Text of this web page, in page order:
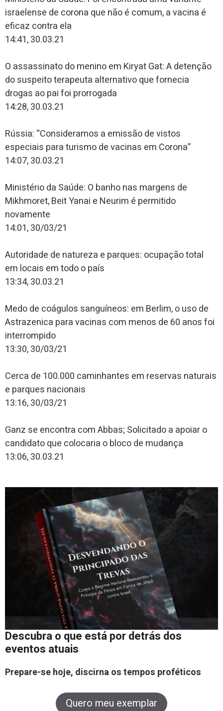
israelense de corona que não é comum, a vacina é
eficaz contra ela
14:41, 30.03.21
O assassinato do menino em Kiryat Gat: A detenção
do suspeito terapeuta alternativo que fornecia
drogas ao pai foi prorrogada
14:28, 30.03.21
Rússia: “Consideramos a emissão de vistos
especiais para turismo de vacinas em Corona”
14:07, 30.03.21
Ministério da Saúde: O banho nas margens de
Mikhmoret, Beit Yanai e Neurim é permitido
novamente
14:01, 30/03/21
Autoridade de natureza e parques: ocupação total
em locais em todo o país
13:34, 30.03.21
Medo de coágulos sanguíneos: em Berlim, o uso de
Astrazenica para vacinas com menos de 60 anos foi
interrompido
13:30, 30/03/21
Cerca de 100.000 caminhantes em reservas naturais
e parques nacionais
13:16, 30/03/21
Ganz se encontra com Abbas; Solicitado a apoiar o
candidato que colocaria o bloco de mudança
13:06, 30.03.21
Descubra o que está por detrás dos
eventos atuais
Prepare-se hoje, discirna os tempos proféticos
Quero meu exemplar